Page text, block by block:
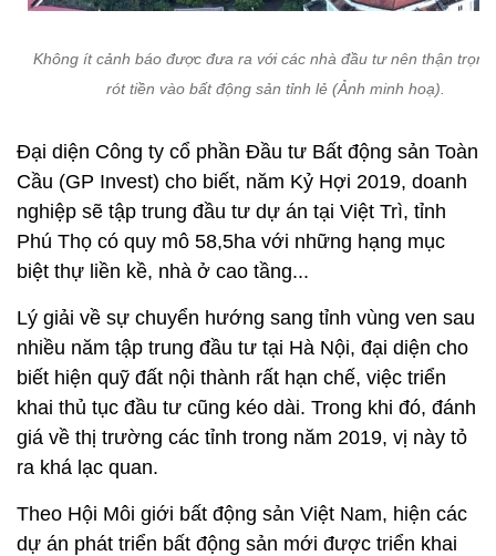
Không ít cảnh báo được đưa ra với các nhà đầu tư nên thận
rót tiền vào bất động sản tỉnh lẻ (Ảnh minh hoạ).
Đại diện Công ty cổ phần Đầu tư Bất động sản Toàn
Cầu (GP Invest) cho biết, năm Kỷ Hợi 2019, doanh
nghiệp sẽ tập trung đầu tư dự án tại Việt Trì, tỉnh
Phú Thọ có quy mô 58,5ha với những hạng mục
biệt thự liền kề, nhà ở cao tầng...
Lý giải về sự chuyển hướng sang tỉnh vùng ven sau
nhiều năm tập trung đầu tư tại Hà Nội, đại diện cho
biết hiện quỹ đất nội thành rất hạn chế, việc triển
khai thủ tục đầu tư cũng kéo dài. Trong khi đó, đánh
giá về thị trường các tỉnh trong năm 2019, vị này tỏ
ra khá lạc quan.
Theo Hội Môi giới bất động sản Việt Nam, hiện các
dự án phát triển bất động sản mới được triển khai